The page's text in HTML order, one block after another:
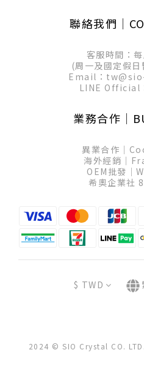
聯絡我們
客服時間：
(周一及國定假
Email：
LINE Official
業務合作
異業合作
海外經銷
OEM批發
希奧企業社
$ TWD
2024 © SIO Crystal CO. LTD.